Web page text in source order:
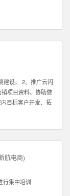
建设。 2、推广云闪
项目资料、协助做
目标客户开发、拓
场发展的建议和意
完成销售业绩指
通能力及客户服务
任心，以及具有
通能力及客户服务
航电商)
行集中培训